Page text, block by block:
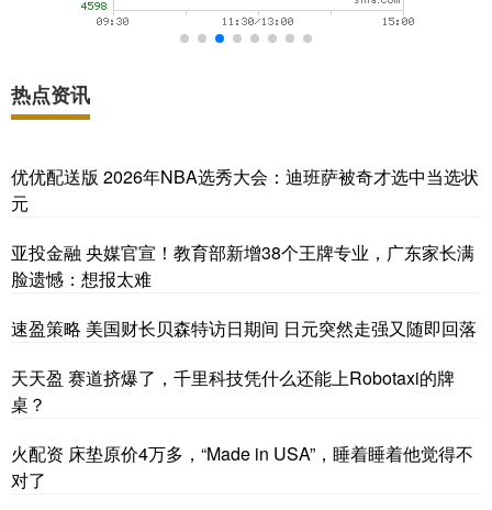
热点资讯
优优配送版 2026年NBA选秀大会：迪班萨被奇才选中当选状
元
亚投金融 央媒官宣！教育部新增38个王牌专业，广东家长满
脸遗憾：想报太难
速盈策略 美国财长贝森特访日期间 日元突然走强又随即回落
天天盈 赛道挤爆了，千里科技凭什么还能上Robotaxi的牌
桌？
火配资 床垫原价4万多，“Made in USA”，睡着睡着他觉得不
对了